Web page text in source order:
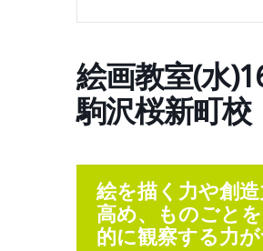
絵画教室(水
駒沢桜新町校
絵を描く力や創
高め、ものごと
的に観察する力が